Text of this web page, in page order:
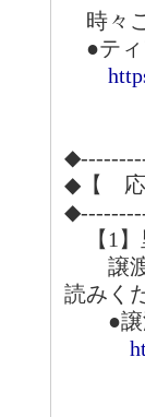
時々
●ティ
◆【
【1】
譲渡
読みく
●譲渡